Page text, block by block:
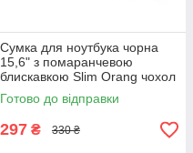
Сумка для ноутбука чорна
15,6" з помаранчевою
блискавкою Slim Orang чохол
з ручкою до ноутбуку 15
дюймів Чорний
Готово до відправки
297 ₴ 330 ₴